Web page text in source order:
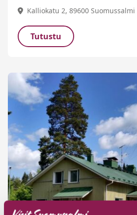
Kalliokatu 2, 89600 Suomussalmi
Tutustu